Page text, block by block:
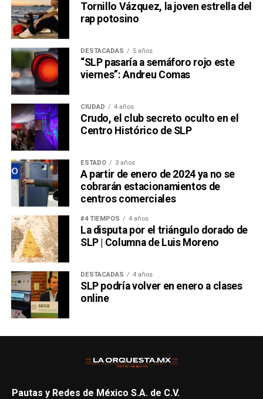
Tornillo Vázquez, la joven estrella del
rap potosino
DESTACADAS 5 años
“SLP pasaría a semáforo rojo este
viernes”: Andreu Comas
CIUDAD 4 años
Crudo, el club secreto oculto en el
Centro Histórico de SLP
ESTADO 3 años
A partir de enero de 2024 ya no se
cobrarán estacionamientos de
centros comerciales
#4 TIEMPOS 4 años
La disputa por el triángulo dorado de
SLP | Columna de Luis Moreno
DESTACADAS 4 años
SLP podría volver en enero a clases
online
Pautas y Redes de México S.A. de C.V.